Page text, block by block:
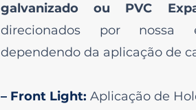
galvanizado ou PVC
direcionados por nossa
dependendo da aplicação de
– Front Light: Aplicação de